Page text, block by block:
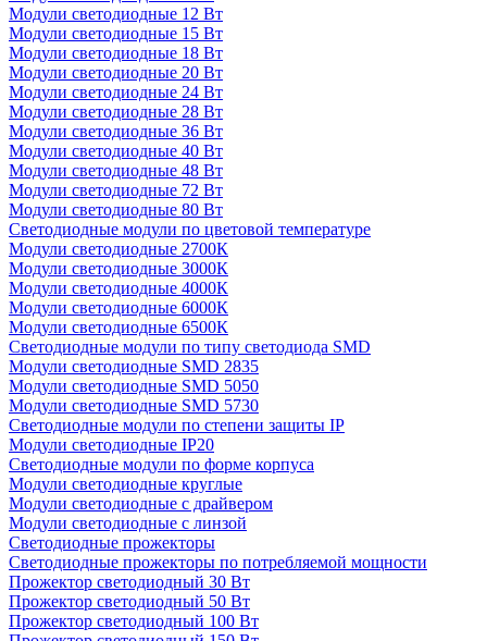
Модули светодиодные 12 Вт
Модули светодиодные 15 Вт
Модули светодиодные 18 Вт
Модули светодиодные 20 Вт
Модули светодиодные 24 Вт
Модули светодиодные 28 Вт
Модули светодиодные 36 Вт
Модули светодиодные 40 Вт
Модули светодиодные 48 Вт
Модули светодиодные 72 Вт
Модули светодиодные 80 Вт
Светодиодные модули по цветовой температуре
Модули светодиодные 2700К
Модули светодиодные 3000К
Модули светодиодные 4000К
Модули светодиодные 6000К
Модули светодиодные 6500К
Светодиодные модули по типу светодиода SMD
Модули светодиодные SMD 2835
Модули светодиодные SMD 5050
Модули светодиодные SMD 5730
Светодиодные модули по степени защиты IP
Модули светодиодные IP20
Светодиодные модули по форме корпуса
Модули светодиодные круглые
Модули светодиодные с драйвером
Модули светодиодные с линзой
Светодиодные прожекторы
Светодиодные прожекторы по потребляемой мощности
Прожектор светодиодный 30 Вт
Прожектор светодиодный 50 Вт
Прожектор светодиодный 100 Вт